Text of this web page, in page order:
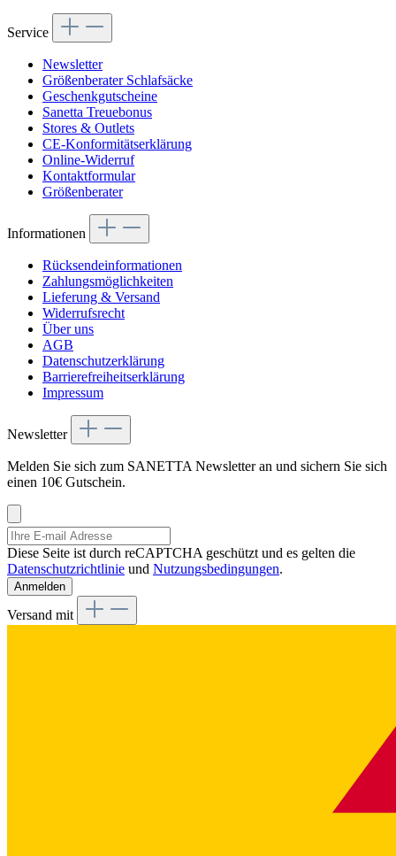
Service
Newsletter
Größenberater Schlafsäcke
Geschenkgutscheine
Sanetta Treuebonus
Stores & Outlets
CE-Konformitätserklärung
Online-Widerruf
Kontaktformular
Größenberater
Informationen
Rücksendeinformationen
Zahlungsmöglichkeiten
Lieferung & Versand
Widerrufsrecht
Über uns
AGB
Datenschutzerklärung
Barrierefreiheitserklärung
Impressum
Newsletter
Melden Sie sich zum SANETTA Newsletter an und sichern Sie sich
einen 10€ Gutschein.
Diese Seite ist durch reCAPTCHA geschützt und es gelten die
Datenschutzrichtlinie und Nutzungsbedingungen.
Anmelden
Versand mit